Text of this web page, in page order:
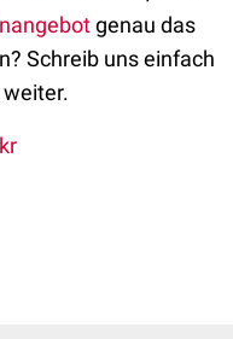
genau das
Schreib uns einfach